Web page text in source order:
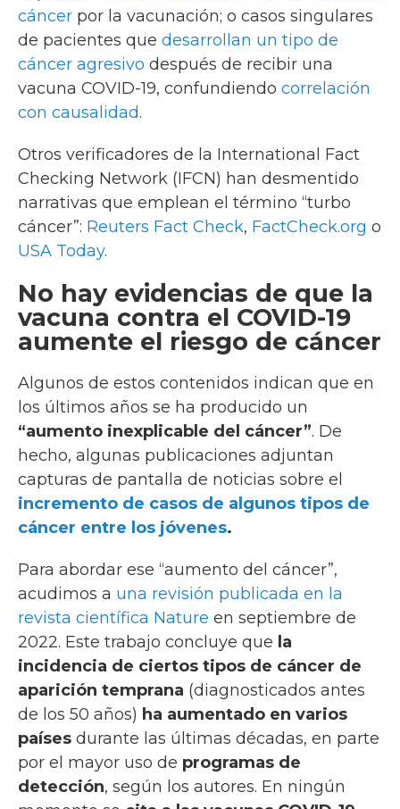
cáncer por la vacunación; o casos singulares
de pacientes que desarrollan un tipo de
cáncer agresivo después de recibir una
vacuna COVID-19, confundiendo correlación
con causalidad.
Otros verificadores de la International Fact
Checking Network (IFCN) han desmentido
narrativas que emplean el término “turbo
cáncer”: Reuters Fact Check, FactCheck.org o
USA Today.
No hay evidencias de que la
vacuna contra el COVID-19
aumente el riesgo de cáncer
Algunos de estos contenidos indican que en
los últimos años se ha producido un
“aumento inexplicable del cáncer”. De
hecho, algunas publicaciones adjuntan
capturas de pantalla de noticias sobre el
incremento de casos de algunos tipos de
cáncer entre los jóvenes.
Para abordar ese “aumento del cáncer”,
acudimos a una revisión publicada en la
revista científica Nature en septiembre de
2022. Este trabajo concluye que la
incidencia de ciertos tipos de cáncer de
aparición temprana (diagnosticados antes
de los 50 años) ha aumentado en varios
países durante las últimas décadas, en parte
por el mayor uso de programas de
detección, según los autores. En ningún